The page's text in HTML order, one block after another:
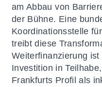
am Abbau von
der Bühne. Eine
Koordinationsstelle
treibt diese
Weiterfinanzierung
Investition in
Frankfurts Profil als